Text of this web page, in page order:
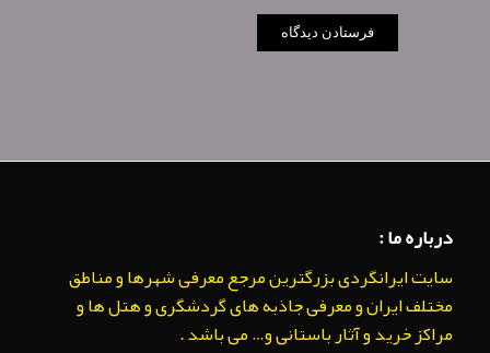
درباره ما :
سایت ایرانگردی بزرگترین مرجع معرفی شهرها و مناطق
مختلف ایران و معرفی جاذبه های گردشگری و هتل ها و
مراکز خرید و آثار باستانی و… می باشد .